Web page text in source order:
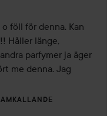
föll för denna. Kan
Håller länge,
parfymer ja äger
me denna. Jag